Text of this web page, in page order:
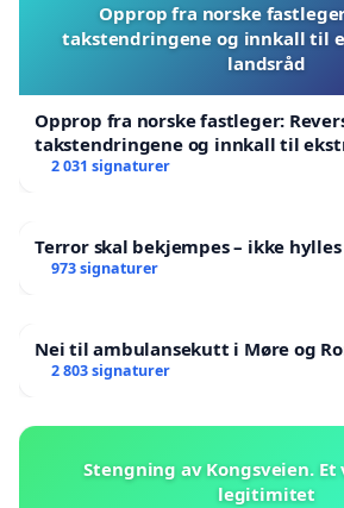
Opprop fra norske
takstendringene og innkall til
landsråd
Opprop fra norske fastleger:
takstendringene og innkall til
landsråd
2 031 signaturer
Terror skal bekjempes – ikke hylles
973 signaturer
Nei til ambulansekutt i Møre og
2 803 signaturer
Stengning av Kongsveien.
legitimitet